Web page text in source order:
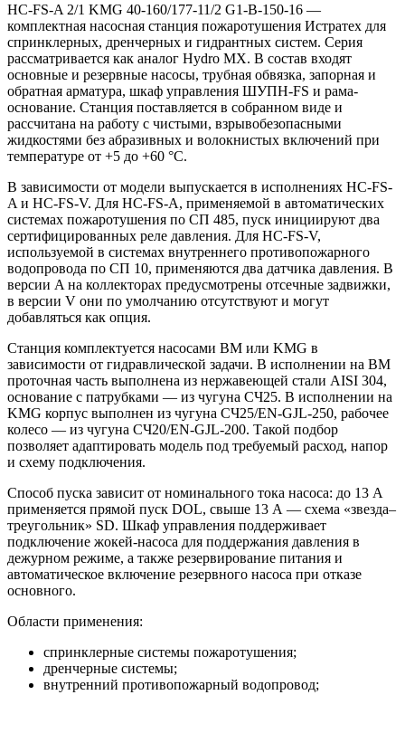
HC-FS-A 2/1 KMG 40-160/177-11/2 G1-B-150-16 —
комплектная насосная станция пожаротушения Истратех для
спринклерных, дренчерных и гидрантных систем. Серия
рассматривается как аналог Hydro MX. В состав входят
основные и резервные насосы, трубная обвязка, запорная и
обратная арматура, шкаф управления ШУПН-FS и рама-
основание. Станция поставляется в собранном виде и
рассчитана на работу с чистыми, взрывобезопасными
жидкостями без абразивных и волокнистых включений при
температуре от +5 до +60 °С.
В зависимости от модели выпускается в исполнениях HC-FS-
A и HC-FS-V. Для HC-FS-A, применяемой в автоматических
системах пожаротушения по СП 485, пуск инициируют два
сертифицированных реле давления. Для HC-FS-V,
используемой в системах внутреннего противопожарного
водопровода по СП 10, применяются два датчика давления. В
версии A на коллекторах предусмотрены отсечные задвижки,
в версии V они по умолчанию отсутствуют и могут
добавляться как опция.
Станция комплектуется насосами BM или KMG в
зависимости от гидравлической задачи. В исполнении на BM
проточная часть выполнена из нержавеющей стали AISI 304,
основание с патрубками — из чугуна СЧ25. В исполнении на
KMG корпус выполнен из чугуна СЧ25/EN-GJL-250, рабочее
колесо — из чугуна СЧ20/EN-GJL-200. Такой подбор
позволяет адаптировать модель под требуемый расход, напор
и схему подключения.
Способ пуска зависит от номинального тока насоса: до 13 А
применяется прямой пуск DOL, свыше 13 А — схема «звезда–
треугольник» SD. Шкаф управления поддерживает
подключение жокей-насоса для поддержания давления в
дежурном режиме, а также резервирование питания и
автоматическое включение резервного насоса при отказе
основного.
Области применения:
спринклерные системы пожаротушения;
дренчерные системы;
внутренний противопожарный водопровод;